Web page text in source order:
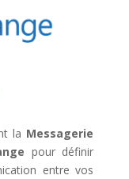
la Messagerie
pour définir
entre vos